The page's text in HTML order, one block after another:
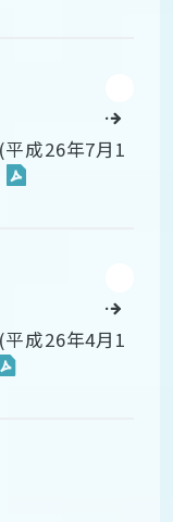
成26年7月1
成26年4月1